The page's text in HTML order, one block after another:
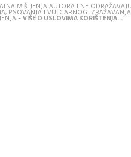
MIŠLJENJA AUTORA I NE
PSOVANJA I VULGARNOG
-VIŠE O USLOVIMA KORIŠTENJA...